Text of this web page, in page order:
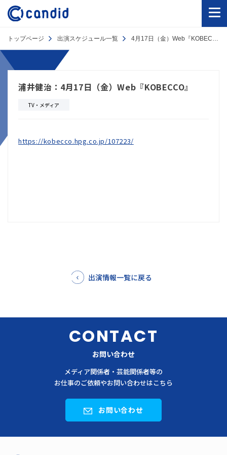
トップページ 出演スケジュール一覧 4月17日（金）Web『KOBECCO』
浦井健治：4月17日（金）Web『KOBECCO』
TV・メディア
https://kobecco.hpg.co.jp/107223/
出演情報一覧に戻る
CONTACT
お問い合わせ
メディア関係者・芸能関係者等の
お仕事のご依頼やお問い合わせはこちら
お問い合わせ